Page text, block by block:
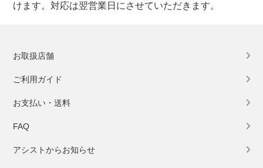
けます。対応は翌営業日にさせていただきます。
お取扱店舗
ご利用ガイド
お支払い・送料
FAQ
アシストからお知らせ